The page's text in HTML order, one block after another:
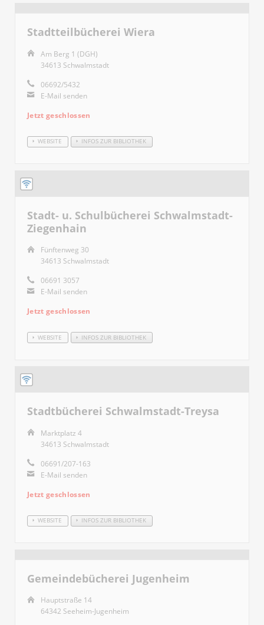
Stadtteilbücherei Wiera
Am Berg 1 (DGH)
34613 Schwalmstadt
06692/5432
E-Mail senden
Jetzt geschlossen
WEBSITE INFOS ZUR BIBLIOTHEK
Stadt- u. Schulbücherei Schwalmstadt-
Ziegenhain
Fünftenweg 30
34613 Schwalmstadt
06691 3057
E-Mail senden
Jetzt geschlossen
WEBSITE INFOS ZUR BIBLIOTHEK
Stadtbücherei Schwalmstadt-Treysa
Marktplatz 4
34613 Schwalmstadt
06691/207-163
E-Mail senden
Jetzt geschlossen
WEBSITE INFOS ZUR BIBLIOTHEK
Gemeindebücherei Jugenheim
Hauptstraße 14
64342 Seeheim-Jugenheim